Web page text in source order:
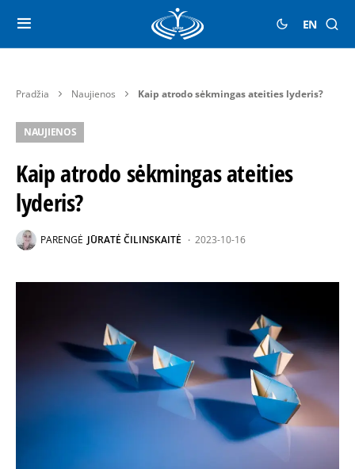
EN
Pradžia Naujienos Kaip atrodo sėkmingas ateities lyderis?
NAUJIENOS
Kaip atrodo sėkmingas ateities
lyderis?
PARENGĖ JŪRATĖ ČILINSKAITĖ 2023-10-16